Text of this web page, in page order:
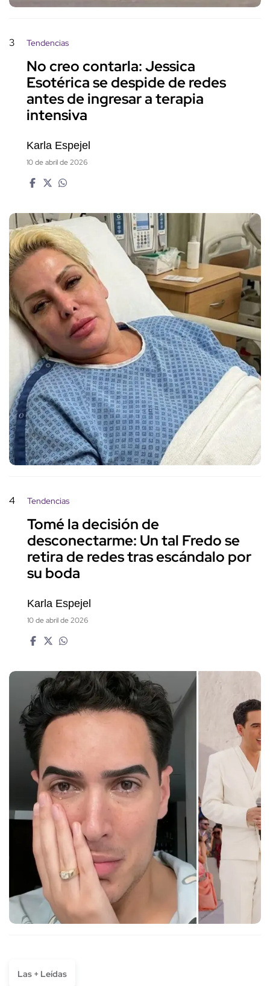
3 Tendencias
No creo contarla: Jessica
Esotérica se despide de redes
antes de ingresar a terapia
intensiva
Karla Espejel
10 de abril de 2026
4 Tendencias
Tomé la decisión de
desconectarme: Un tal Fredo se
retira de redes tras escándalo por
su boda
Karla Espejel
10 de abril de 2026
Las + Leídas